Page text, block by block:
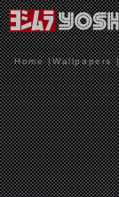
Home Wallpapers